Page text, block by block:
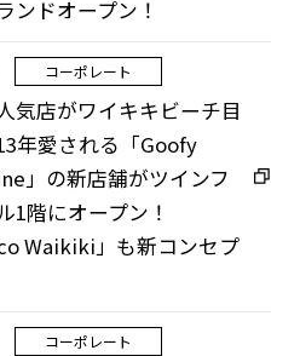
ュース
情報
IR情報
ビリティ
ープ企業
情報
fashion!
ンドオープン！
気店がワイキキビーチ目
年愛される「Goofy
」の新店舗がツインフ
1階にオープン！
Waikiki」も新コンセプ
コーポレート
コーポレート